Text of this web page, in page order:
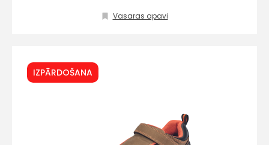
Vasaras apavi
IZPĀRDOŠANA